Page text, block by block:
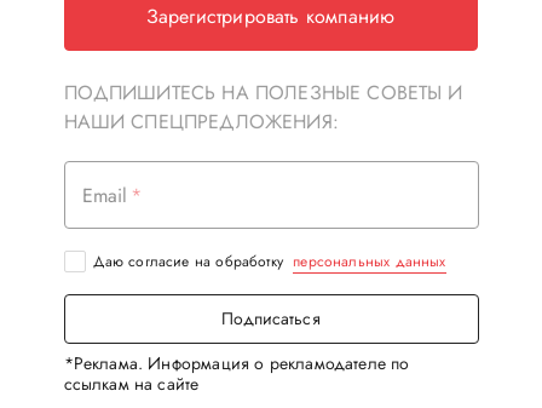
Зарегистрировать компанию
ПОДПИШИТЕСЬ НА ПОЛЕЗНЫЕ СОВЕТЫ И
НАШИ СПЕЦПРЕДЛОЖЕНИЯ:
Email
Даю согласие на обработку персональных данных
Подписаться
*Реклама. Информация о рекламодателе по
ссылкам на сайте